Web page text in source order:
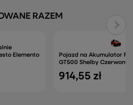
RAZEM
Elemento
Pojazd na Akumulator
GT500 Shelby Czerwony
914,55 zł